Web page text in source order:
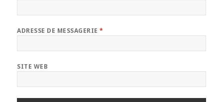
ADRESSE DE MESSAGERIE*
SITE WEB